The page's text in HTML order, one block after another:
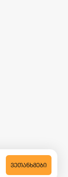
ᲕᲔᲗᲐᲜᲮᲛᲔᲑᲘ